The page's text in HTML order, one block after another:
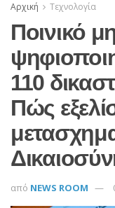
Αρχική Τεχνολογία
Ποινικό
110
Πώς
από NEWS ROOM